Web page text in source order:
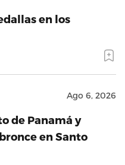
en los
Ago 6, 2026
de Panamá y
en Santo